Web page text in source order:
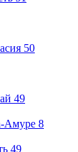
50
49
Амуре 8
49